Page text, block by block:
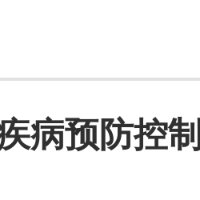
病预防控